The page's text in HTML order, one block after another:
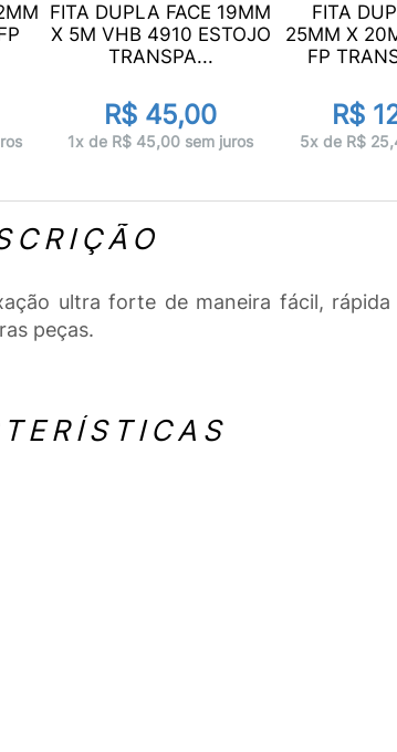
FITA DUPLA FACE 19MM
X 5M VHB 4910 ESTOJO
TRANSPA...
R$ 45,00
1x de R$ 45,00 sem juros
FITA
25MM X
FP
R$
5x de R$
ultra forte de maneira fácil,
peças.